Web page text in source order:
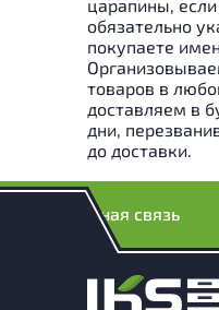
царапины,
обязательно
покупаете
товаров в
доставляем в
дни,
до доставки.
Обратная связь